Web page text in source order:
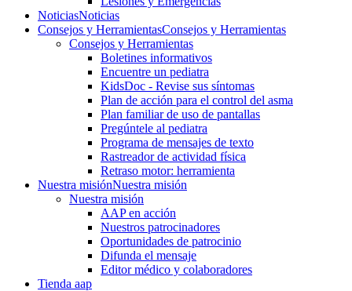
NoticiasNoticias
Consejos y HerramientasConsejos y Herramientas
Consejos y Herramientas
Boletines informativos
Encuentre un pediatra
KidsDoc - Revise sus síntomas
Plan de acción para el control del asma
Plan familiar de uso de pantallas
Pregúntele al pediatra
Programa de mensajes de texto
Rastre​​ador de activida​d física
Retraso motor: herramienta
Nuestra misiónNuestra misión
Nuestra misión
AAP en acción
Nuestros patrocinadores
Oportunidades de patrocinio
Difunda el mensaje
Editor médico y colaboradores
Tienda aap